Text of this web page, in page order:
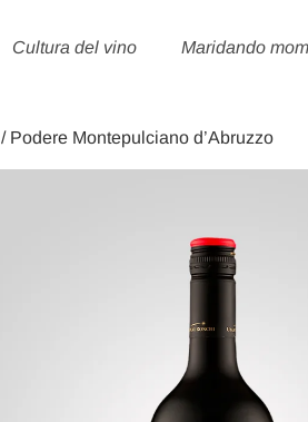
Cultura del vino Maridando
/ Podere Montepulciano d’Abruzzo